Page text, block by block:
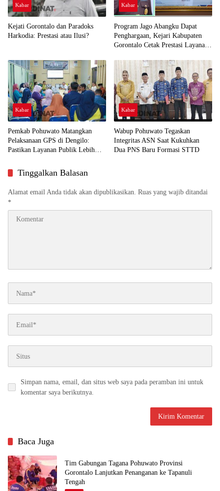
Kabar
Kejati Gorontalo dan Paradoks
Harkodia: Prestasi atau Ilusi?
Kabar
Program Jago Abangku Dapat
Penghargaan, Kejari Kabupaten
Gorontalo Cetak Prestasi Layanan
Kabar
Pemkab Pohuwato Matangkan
Pelaksanaan GPS di Dengilo:
Pastikan Layanan Publik Lebih
Kabar
Wabup Pohuwato Tegaskan
Integritas ASN Saat Kukuhkan
Dua PNS Baru Formasi STTD
Tinggalkan Balasan
Alamat email Anda tidak akan dipublikasikan. Ruas yang wajib ditandai
*
Simpan nama, email, dan situs web saya pada peramban ini untuk
komentar saya berikutnya.
Baca Juga
Tim Gabungan Tagana Pohuwato Provinsi
Gorontalo Lanjutkan Penanganan ke Tapanuli
Tengah